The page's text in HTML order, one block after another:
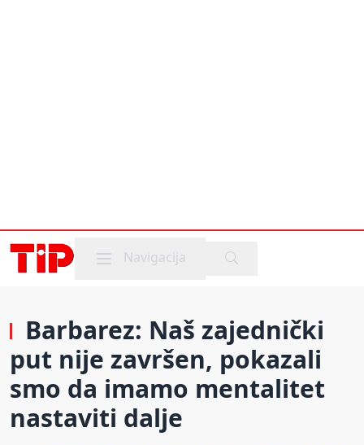
Mobile menu
Navigacija
Barbarez: Naš zajednički
put nije završen, pokazali
smo da imamo mentalitet
nastaviti dalje